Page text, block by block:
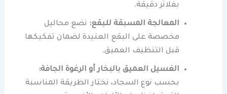
بفلاتر دقيقة.
المعالجة المسبقة للبقع: نضع محاليل
مخصصة على البقع العنيدة لضمان تفكيكها
قبل التنظيف العميق.
الغسيل العميق بالبخار أو الرغوة الجافة:
بحسب نوع السجاد، نختار الطريقة المناسبة